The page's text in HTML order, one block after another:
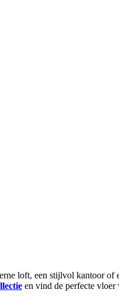
loft, een stijlvol kantoor of
en vind de perfecte vloer